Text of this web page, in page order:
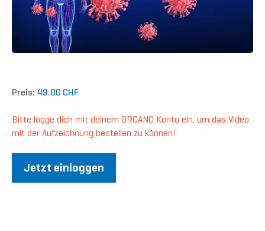
Preis: 49.00 CHF
Bitte logge dich mit deinem ORGANO Konto ein, um das Video
mit der Aufzeichnung bestellen zu können!
Jetzt einloggen